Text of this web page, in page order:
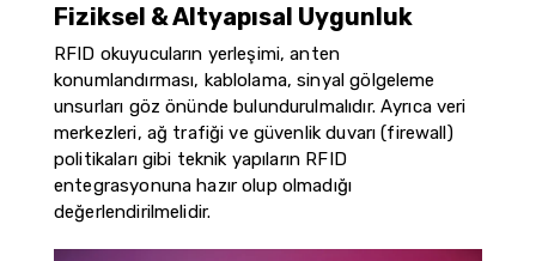
Fiziksel & Altyapısal Uygunluk
RFID okuyucuların yerleşimi, anten
konumlandırması, kablolama, sinyal gölgeleme
unsurları göz önünde bulundurulmalıdır. Ayrıca veri
merkezleri, ağ trafiği ve güvenlik duvarı (firewall)
politikaları gibi teknik yapıların RFID
entegrasyonuna hazır olup olmadığı
değerlendirilmelidir.